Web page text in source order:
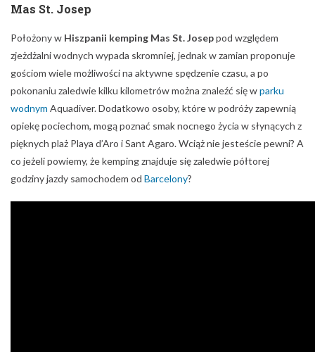
Mas St. Josep
Położony w Hiszpanii kemping Mas St. Joseppod względem
zjeżdżalni wodnych wypada skromniej, jednak w zamian proponuje
gościom wiele możliwości na aktywne spędzenie czasu, a po
pokonaniu zaledwie kilku kilometrów można znaleźć się wparku
wodnym Aquadiver. Dodatkowo osoby, które w podróży zapewnią
opiekę pociechom, mogą poznać smak nocnego życia w słynących z
pięknych plaż Playa d’Aro i Sant Agaro. Wciąż nie jesteście pewni? A
co jeżeli powiemy, że kemping znajduje się zaledwie półtorej
godziny jazdy samochodem od Barcelony?